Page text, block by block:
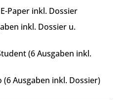
Paper inkl. Dossier
inkl. Dossier u.
(6 Ausgaben inkl.
(6 Ausgaben inkl. Dossier)